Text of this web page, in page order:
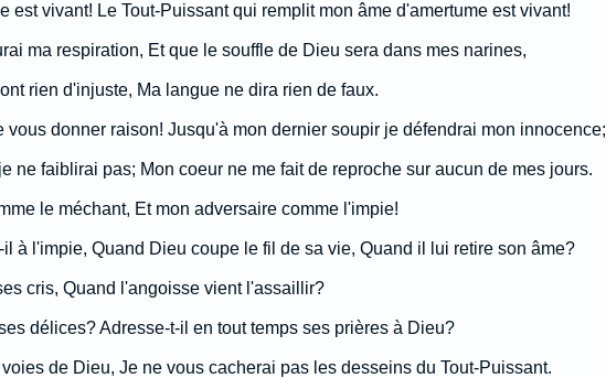
est vivant! Le Tout-Puissant qui remplit mon âme d'amertume est vivant!
ma respiration, Et que le souffle de Dieu sera dans mes narines,
rien d'injuste, Ma langue ne dira rien de faux.
vous donner raison! Jusqu'à mon dernier soupir je défendrai mon innocence;
ne faiblirai pas; Mon coeur ne me fait de reproche sur aucun de mes jours.
le méchant, Et mon adversaire comme l'impie!
à l'impie, Quand Dieu coupe le fil de sa vie, Quand il lui retire son âme?
cris, Quand l'angoisse vient l'assaillir?
délices? Adresse-t-il en tout temps ses prières à Dieu?
de Dieu, Je ne vous cacherai pas les desseins du Tout-Puissant.